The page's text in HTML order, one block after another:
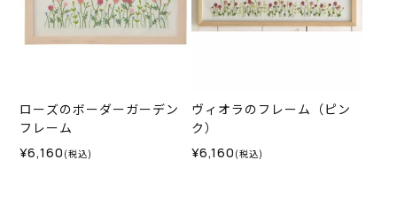
ローズのボーダーガーデン
フレーム
¥6,160 (税込)
ヴィオラのフレーム（ピン
ク）
¥6,160 (税込)